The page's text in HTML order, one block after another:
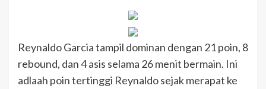
Reynaldo Garcia tampil dominan dengan 21 poin, 8
rebound, dan 4 asis selama 26 menit bermain. Ini
adlaah poin tertinggi Reynaldo sejak merapat ke